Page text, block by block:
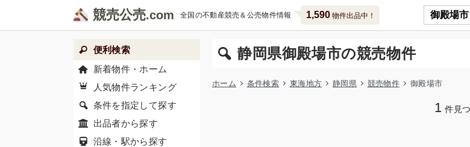
競売公売 全国の不動産競売＆公売物件情報 1,590物件出品中！
静岡県御殿場市の競売物件
ホーム 条件検索 東海地方 静岡県 競売物件 御殿場市
1 件見
便利検索
新着物件・ホーム
人気物件ランキング
条件を指定して探す
出品者から探す
沿線・駅から探す